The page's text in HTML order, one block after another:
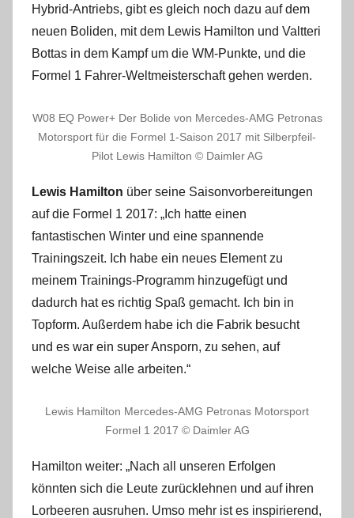
Hybrid-Antriebs, gibt es gleich noch dazu auf dem
neuen Boliden, mit dem Lewis Hamilton und Valtteri
Bottas in dem Kampf um die WM-Punkte, und die
Formel 1 Fahrer-Weltmeisterschaft gehen werden.
W08 EQ Power+ Der Bolide von Mercedes-AMG Petronas
Motorsport für die Formel 1-Saison 2017 mit Silberpfeil-
Pilot Lewis Hamilton © Daimler AG
Lewis Hamilton über seine Saisonvorbereitungen
auf die Formel 1 2017: „Ich hatte einen
fantastischen Winter und eine spannende
Trainingszeit. Ich habe ein neues Element zu
meinem Trainings-Programm hinzugefügt und
dadurch hat es richtig Spaß gemacht. Ich bin in
Topform. Außerdem habe ich die Fabrik besucht
und es war ein super Ansporn, zu sehen, auf
welche Weise alle arbeiten.“
Lewis Hamilton Mercedes-AMG Petronas Motorsport
Formel 1 2017 © Daimler AG
Hamilton weiter: „Nach all unseren Erfolgen
könnten sich die Leute zurücklehnen und auf ihren
Lorbeeren ausruhen. Umso mehr ist es inspirierend,